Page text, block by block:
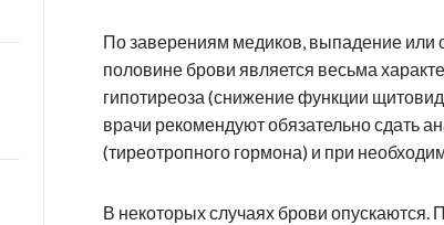
По заверениям медиков, выпадение или
половине брови является весьма
гипотиреоза (снижение функции
врачи рекомендуют обязательно сдать
(тиреотропного гормона) и при
В некоторых случаях брови опускаются.